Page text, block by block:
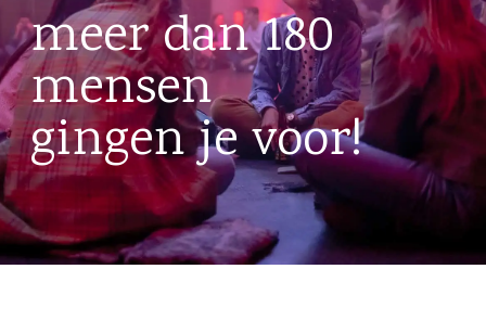
meer dan 180
mensen
gingen je voor!